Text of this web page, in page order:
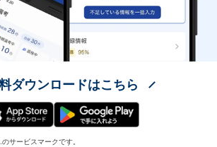
ダウンロードはこちら
サービスマークです。